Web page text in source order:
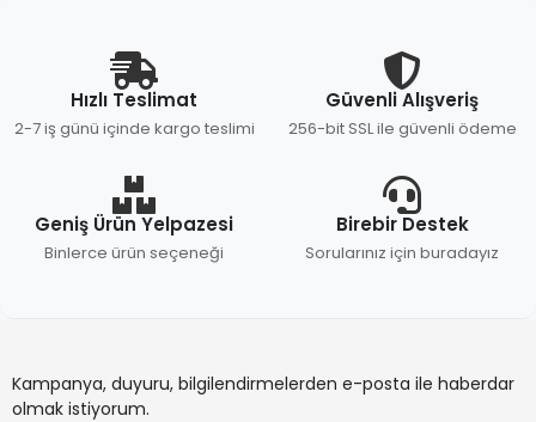
Hızlı Teslimat
2-7 iş günü içinde kargo teslimi
Güvenli Alışveriş
256-bit SSL ile güvenli ödeme
Geniş Ürün Yelpazesi
Binlerce ürün seçeneği
Birebir Destek
Sorularınız için buradayız
Kampanya, duyuru, bilgilendirmelerden e-posta ile haberdar
olmak istiyorum.